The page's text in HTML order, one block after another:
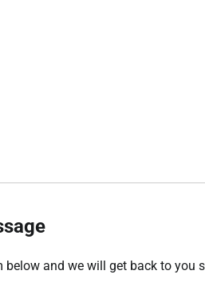
below and we will get back to you